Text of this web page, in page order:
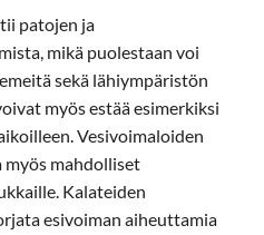
patojen ja
mikä puolestaan voi
sekä lähiympäristön
myös estää esimerkiksi
Vesivoimaloiden
myös mahdolliset
Kalateiden
esivoiman aiheuttamia